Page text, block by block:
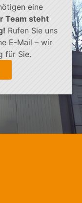
eine
Team steht
Rufen Sie uns
E-Mail – wir
für Sie.